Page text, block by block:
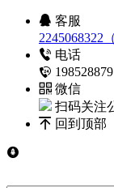
客服
2245068322
电话
微信
扫码关注
回到顶部